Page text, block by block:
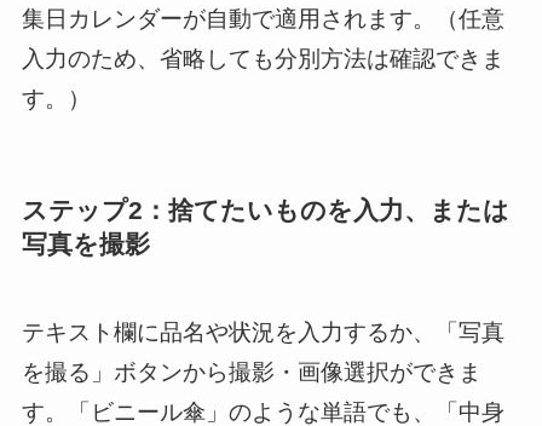
集日カレンダーが自動で適用されます。（任意
入力のため、省略しても分別方法は確認できま
す。）
ステップ2：捨てたいものを入力、または
写真を撮影
テキスト欄に品名や状況を入力するか、「写真
を撮る」ボタンから撮影・画像選択ができま
す。「ビニール傘」のような単語でも、「中身